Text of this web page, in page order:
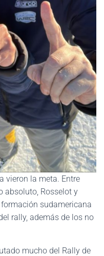
vieron la meta. Entre
absoluto, Rosselot y
sudamericana
rally, además de los no
mucho del Rally de